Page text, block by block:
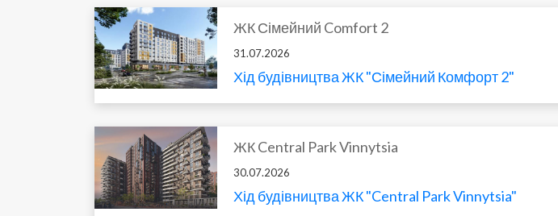
ЖК Сімейний Comfort 2
31.07.2026
Хід будівництва ЖК "Сімейний Комфорт 2"
ЖК Central Park Vinnytsia
30.07.2026
Хід будівництва ЖК "Central Park Vinnytsia"